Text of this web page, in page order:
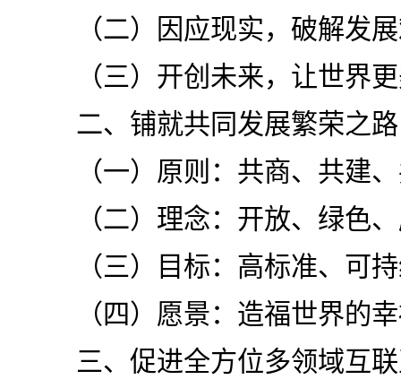
（二）因应现实，破解发
（三）开创未来，让世界
二、铺就共同发展繁荣之路
（一）原则：共商、共建
（二）理念：开放、绿色
（三）目标：高标准、可
（四）愿景：造福世界的
三、促进全方位多领域互